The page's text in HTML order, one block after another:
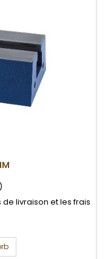
livraison et les frais